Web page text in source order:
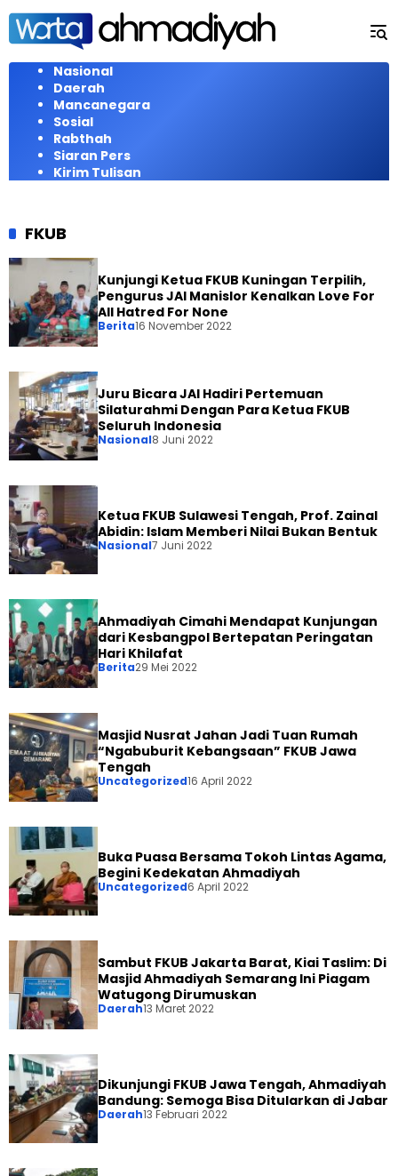
Langsung
konten
Nasional
Daerah
Mancanegara
Sosial
Rabthah
Siaran Pers
Kirim Tulisan
FKUB
Kunjungi Ketua FKUB Kuningan Terpilih,
Pengurus JAI Manislor Kenalkan Love For
All Hatred For None
Berita16 November 2022
Juru Bicara JAI Hadiri Pertemuan
Silaturahmi Dengan Para Ketua FKUB
Seluruh Indonesia
Nasional8 Juni 2022
Ketua FKUB Sulawesi Tengah, Prof. Zainal
Abidin: Islam Memberi Nilai Bukan Bentuk
Nasional7 Juni 2022
Ahmadiyah Cimahi Mendapat Kunjungan
dari Kesbangpol Bertepatan Peringatan
Hari Khilafat
Berita29 Mei 2022
Masjid Nusrat Jahan Jadi Tuan Rumah
“Ngabuburit Kebangsaan” FKUB Jawa
Tengah
Uncategorized16 April 2022
Buka Puasa Bersama Tokoh Lintas Agama,
Begini Kedekatan Ahmadiyah
Uncategorized6 April 2022
Sambut FKUB Jakarta Barat, Kiai Taslim: Di
Masjid Ahmadiyah Semarang Ini Piagam
Watugong Dirumuskan
Daerah13 Maret 2022
Dikunjungi FKUB Jawa Tengah, Ahmadiyah
Bandung: Semoga Bisa Ditularkan di Jabar
Daerah13 Februari 2022